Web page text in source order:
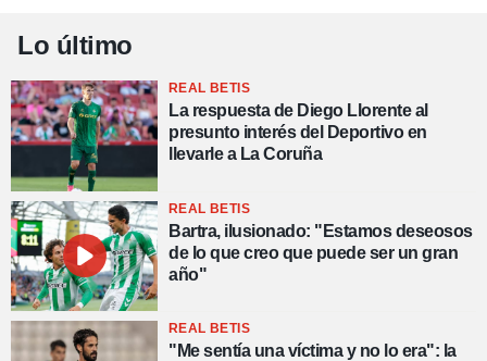
Lo último
REAL BETIS
La respuesta de Diego Llorente al
presunto interés del Deportivo en
llevarle a La Coruña
REAL BETIS
Bartra, ilusionado: "Estamos deseosos
de lo que creo que puede ser un gran
año"
REAL BETIS
"Me sentía una víctima y no lo era": la